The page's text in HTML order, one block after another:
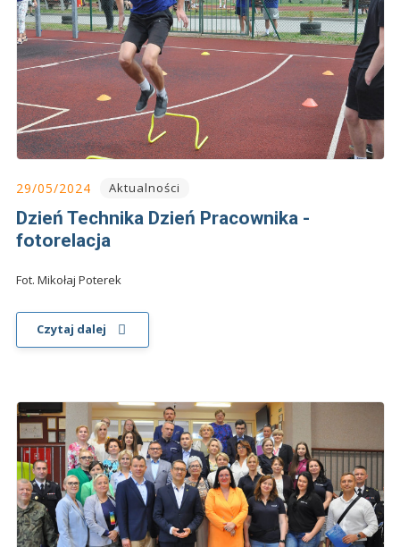
29/05/2024 Aktualności
Dzień Technika Dzień Pracownika -
fotorelacja
Fot. Mikołaj Poterek
Czytaj dalej